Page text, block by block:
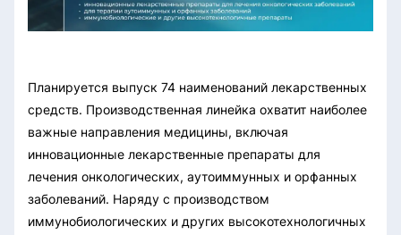
Планируется выпуск 74 наименований лекарственных
средств. Производственная линейка охватит наиболее
важные направления медицины, включая
инновационные лекарственные препараты для
лечения онкологических, аутоиммунных и орфанных
заболеваний. Наряду с производством
иммунобиологических и других высокотехнологичных